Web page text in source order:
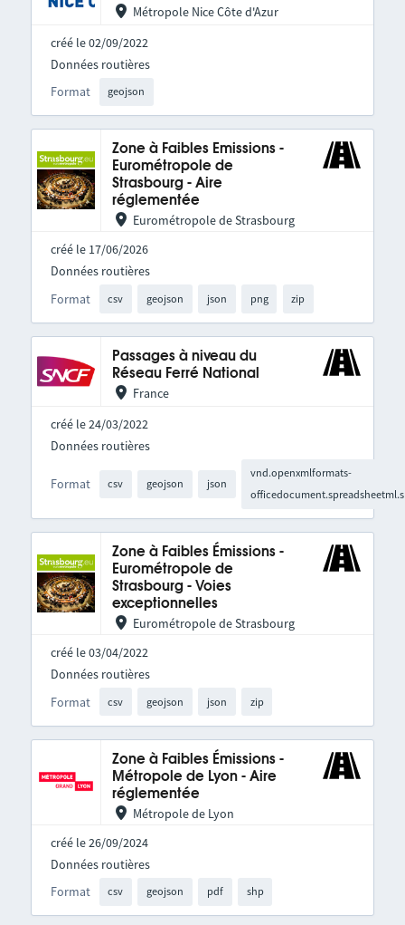
Métropole Nice Côte d'Azur
créé le 02/09/2022
Format geojson
Données routières
Zone à Faibles Emissions -
Eurométropole de
Strasbourg - Aire
réglementée
Eurométropole de Strasbourg
créé le 17/06/2026
Format csv geojson json png zip
Données routières
Passages à niveau du
Réseau Ferré National
France
créé le 24/03/2022
Format csv geojson json
vnd.openxmlformats-
Données routières
Zone à Faibles Émissions -
Eurométropole de
Strasbourg - Voies
exceptionnelles
Eurométropole de Strasbourg
créé le 03/04/2022
Format csv geojson json zip
Données routières
Zone à Faibles Émissions -
Métropole de Lyon - Aire
réglementée
Métropole de Lyon
créé le 26/09/2024
Format csv geojson pdf shp
Données routières